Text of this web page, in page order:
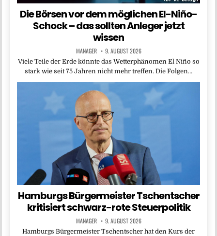
Die Börsen vor dem möglichen El-Niño-
Schock – das sollten Anleger jetzt
wissen
MANAGER 9. AUGUST 2026
Viele Teile der Erde könnte das Wetterphänomen El Niño so
stark wie seit 75 Jahren nicht mehr treffen. Die Folgen…
Hamburgs Bürgermeister Tschentscher
kritisiert schwarz-rote Steuerpolitik
MANAGER 9. AUGUST 2026
Hamburgs Bürgermeister Tschentscher hat den Kurs der